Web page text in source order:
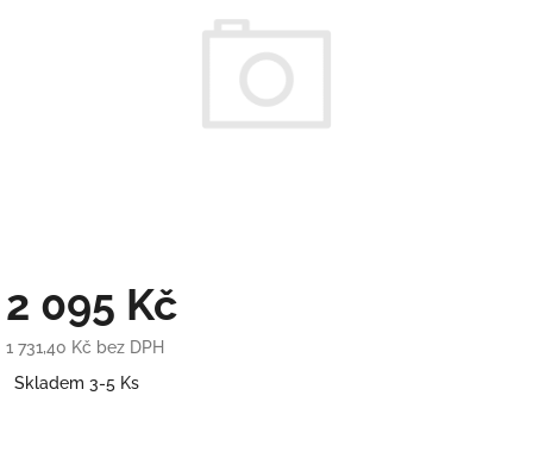
2 095 Kč
1 731,40 Kč bez DPH
cena:
Skladem 3-5 Ks